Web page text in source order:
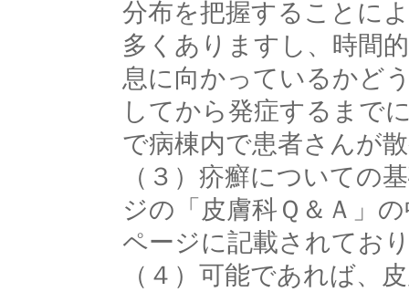
分布を把握することに
多くありますし、時間
息に向かっているかど
してから発症するまで
で病棟内で患者さんが
（３）疥癬についての
ジの「皮膚科Ｑ＆Ａ」
ページに記載されてお
（４）可能であれば、